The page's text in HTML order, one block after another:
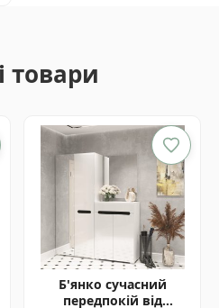
товари
Б'янко сучасний
передпокій від